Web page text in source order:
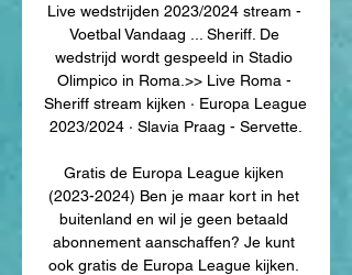
Live wedstrijden 2023/2024 stream -
Voetbal Vandaag ... Sheriff. De
wedstrijd wordt gespeeld in Stadio
Olimpico in Roma.>> Live Roma -
Sheriff stream kijken · Europa League
2023/2024 · Slavia Praag - Servette.
Gratis de Europa League kijken
(2023-2024) Ben je maar kort in het
buitenland en wil je geen betaald
abonnement aanschaffen? Je kunt
ook gratis de Europa League kijken.